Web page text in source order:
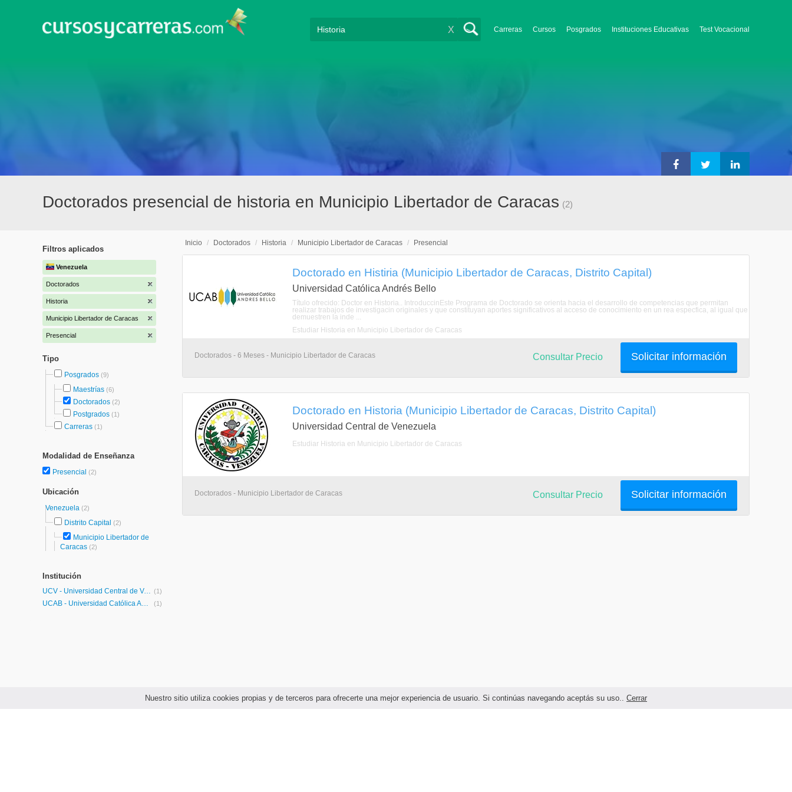
Nuestro sitio utiliza cookies propias y de terceros para ofrecerte una mejor experiencia de usuario. Si continúas navegando aceptás su uso.. Cerrar
Carreras Cursos Posgrados Instituciones Educativas Test Vocacional
X
Doctorados presencial de historia en Municipio Libertador de Caracas (2)
Filtros aplicados
Venezuela
Doctorados
Historia
Municipio Libertador de Caracas
Presencial
Tipo
Posgrados (9)
Maestrías (6)
Doctorados (2)
Postgrados (1)
Carreras (1)
Modalidad de Enseñanza
Presencial (2)
Ubicación
Venezuela (2)
Distrito Capital (2)
Municipio Libertador de
Caracas (2)
Institución
UCV - Universidad Central de Venezuela (1)
UCAB - Universidad Católica Andrés Bello (1)
Inicio / Doctorados / Historia / Municipio Libertador de Caracas / Presencial
Doctorado en Histiria (Municipio Libertador de Caracas, Distrito Capital)
Universidad Católica Andrés Bello
Título ofrecido: Doctor en Historia.. IntroduccinEste Programa de Doctorado se orienta hacia el desarrollo de competencias que permitan
realizar trabajos de investigacin originales y que constituyan aportes significativos al acceso de conocimiento en un rea especfica, al igual que
demuestren la inde ...
Estudiar Historia en Municipio Libertador de Caracas
Doctorados - 6 Meses - Municipio Libertador de Caracas Solicitar información
Consultar Precio
Doctorado en Historia (Municipio Libertador de Caracas, Distrito Capital)
Universidad Central de Venezuela
Estudiar Historia en Municipio Libertador de Caracas
Doctorados - Municipio Libertador de Caracas Solicitar información
Consultar Precio